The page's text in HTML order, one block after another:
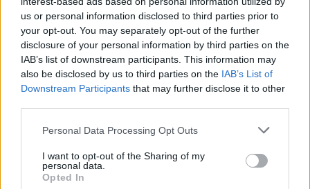
us or personal information disclosed to third parties prior to
your opt-out. You may separately opt-out of the further
disclosure of your personal information by third parties on the
IAB’s list of downstream participants. This information may
also be disclosed by us to third parties on the IAB’s List of
Downstream Participants that may further disclose it to other
Personal Data Processing Opt Outs
I want to opt-out of the Sharing of my
personal data.
Opted In
16691. tétel:
1942 Kiskunsági
Juhásznap. Nagy
16689. tétel:
Afrikai vőlegény, 1944.